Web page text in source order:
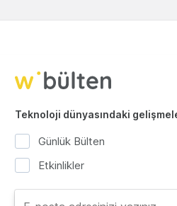
Teknoloji dünyasındaki
Günlük Bülten
Etkinlikler